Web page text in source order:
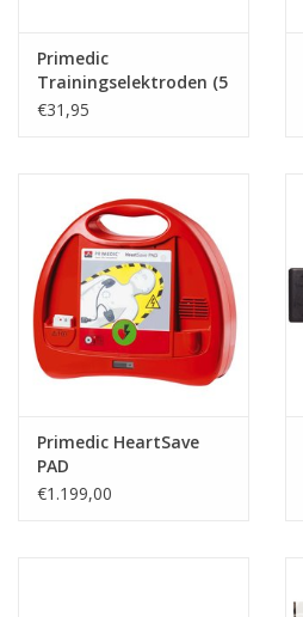
Primedic
Trainingselektroden (5
paar)
€31,95
Primedic HeartSave
PAD
€1.199,00